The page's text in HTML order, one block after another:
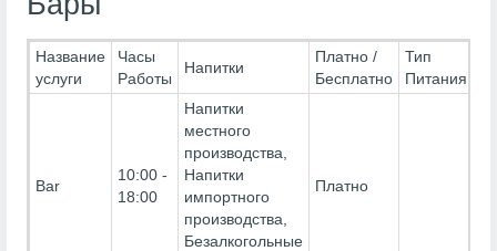
Название
услуги
Часы
Работы
Напитки
Платно /
Бесплатно
Тип
Питания
Bar
10:00 -
18:00
Напитки
местного
производства,
Напитки
импортного
производства,
Безалкогольные
Платно